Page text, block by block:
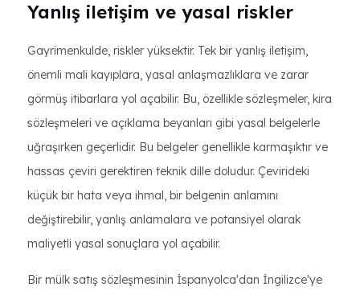
Yanlış iletişim ve yasal riskler
Gayrimenkulde, riskler yüksektir. Tek bir yanlış iletişim,
önemli mali kayıplara, yasal anlaşmazlıklara ve zarar
görmüş itibarlara yol açabilir. Bu, özellikle sözleşmeler, kira
sözleşmeleri ve açıklama beyanları gibi yasal belgelerle
uğraşırken geçerlidir. Bu belgeler genellikle karmaşıktır ve
hassas çeviri gerektiren teknik dille doludur. Çevirideki
küçük bir hata veya ihmal, bir belgenin anlamını
değiştirebilir, yanlış anlamalara ve potansiyel olarak
maliyetli yasal sonuçlara yol açabilir.
Bir mülk satış sözleşmesinin İspanyolca'dan İngilizce'ye